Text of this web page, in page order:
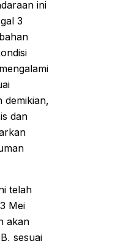
ini
3
demikian,
dan
telah
Mei
akan
sesuai